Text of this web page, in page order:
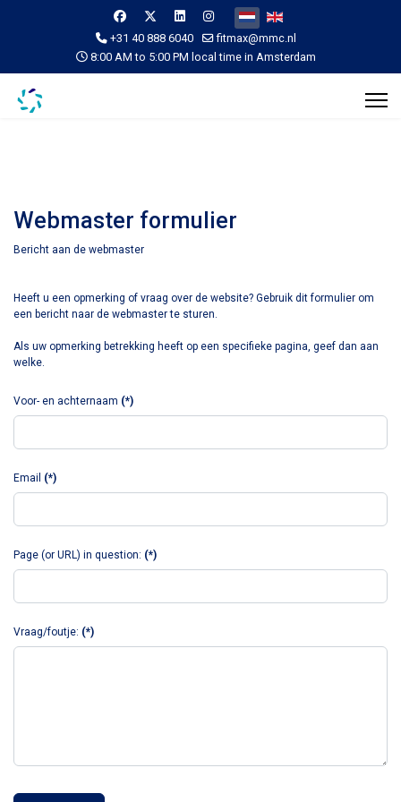
Selecteer de taal
+31 40 888 6040
fitmax@mmc.nl
8:00 AM to 5:00 PM local time in Amsterdam
Webmaster formulier
Bericht aan de webmaster
Heeft u een opmerking of vraag over de website? Gebruik dit formulier om
een bericht naar de webmaster te sturen.
Als uw opmerking betrekking heeft op een specifieke pagina, geef dan aan
welke.
Voor- en achternaam (*)
Email (*)
Page (or URL) in question: (*)
Vraag/foutje: (*)